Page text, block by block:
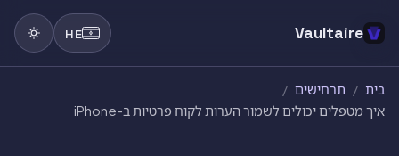
Vaultaire
HE
בית / תרחישים /
איך מטפלים יכולים לשמור הערות לקוח פרטיות ב-iPhone